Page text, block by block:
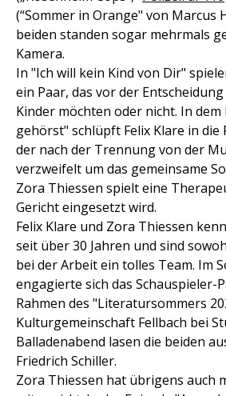
(“Sommer in Orange" von Marcus
beiden standen sogar mehrmals
Kamera.
In "Ich will kein Kind von Dir"
ein Paar, das vor der
Kinder möchten oder nicht. In
gehörst" schlüpft Felix Klare in die
der nach der Trennung von der
verzweifelt um das gemeinsame
Zora Thiessen spielt eine
Gericht eingesetzt wird.
Felix Klare und Zora Thiessen
seit über 30 Jahren und sind
bei der Arbeit ein tolles Team. Im
engagierte sich das Schauspieler-
Rahmen des "Literatursommers
Kulturgemeinschaft Fellbach bei
Balladenabend lasen die beiden
Friedrich Schiller.
Zora Thiessen hat übrigens auch